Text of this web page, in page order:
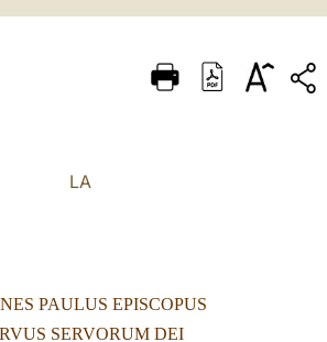
ITALIANO
中文
LA
PAULUS EPISCOPUS
SERVORUM DEI